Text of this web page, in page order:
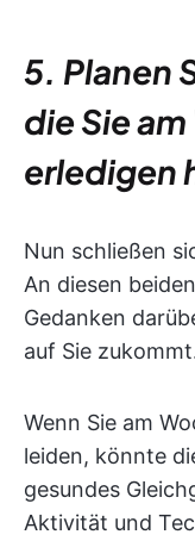
5. Planen
die Sie
erledigen
Nun schließen
An diesen
Gedanken
auf Sie
Wenn Sie am
leiden, könnte
gesundes
Aktivität und